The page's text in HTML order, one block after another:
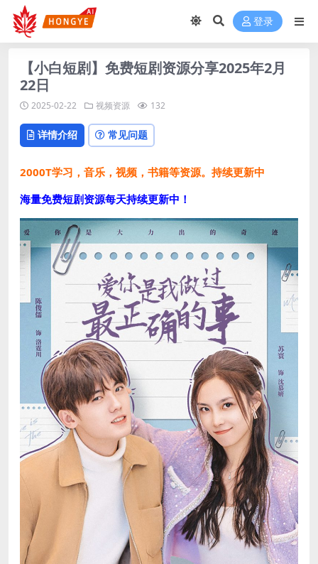
登录
【小白短剧】免费短剧资源分享2025年2月
22日
2025-02-22 视频资源 132
详情介绍 常见问题
2000T学习，音乐，视频，书籍等资源。持续更新中
海量免费短剧资源每天持续更新中！